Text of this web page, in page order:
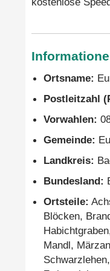
Ortsname:
Postleitzahl
Vorwahlen:
Gemeinde:
Landkreis:
Bundesland:
Ortsteile:
Blöcken,
Mandl,